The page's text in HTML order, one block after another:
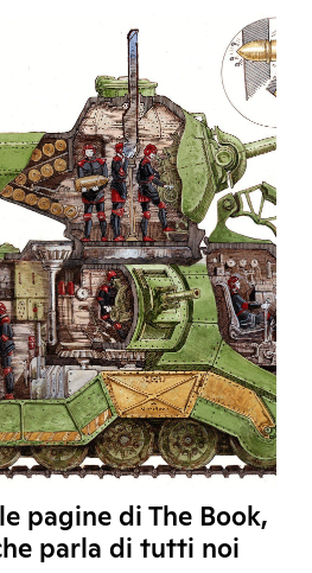
pagine di The Book,
parla di tutti noi